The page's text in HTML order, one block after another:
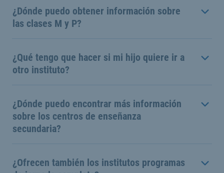
¿Dónde puedo obtener información sobre
las clases M y P?
¿Qué tengo que hacer si mi hijo quiere ir a
otro instituto?
¿Dónde puedo encontrar más información
sobre los centros de enseñanza
secundaria?
¿Ofrecen también los institutos programas